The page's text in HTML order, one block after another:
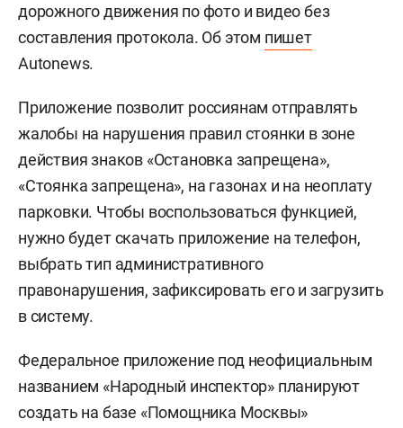
дорожного движения по фото и видео без
составления протокола. Об этом пишет
Autonews.
Приложение позволит россиянам отправлять
жалобы на нарушения правил стоянки в зоне
действия знаков «Остановка запрещена»,
«Стоянка запрещена», на газонах и на неоплату
парковки. Чтобы воспользоваться функцией,
нужно будет скачать приложение на телефон,
выбрать тип административного
правонарушения, зафиксировать его и загрузить
в систему.
Федеральное приложение под неофициальным
названием «Народный инспектор» планируют
создать на базе «Помощника Москвы»